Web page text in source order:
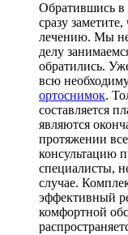
Обратившись в
сразу
лечению. Мы не
делу
обратились.
всю
ортоснимок.
составляется
являются
протяжении
консультацию
специалисты,
случае.
эффективный
комфортной